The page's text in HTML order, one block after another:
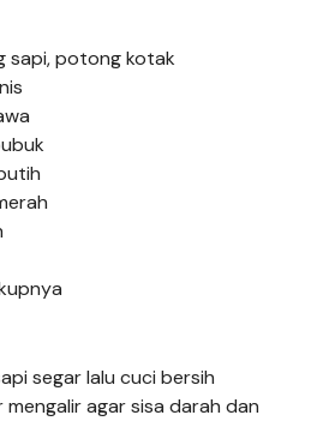
sapi, potong kotak
segar lalu cuci bersih
mengalir agar sisa darah dan